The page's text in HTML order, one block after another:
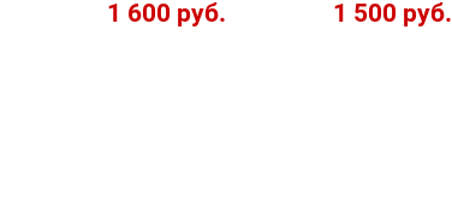
1 600 руб. 1 500 руб.